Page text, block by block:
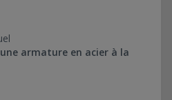
armature en acier à la